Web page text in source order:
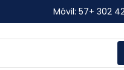
Móvil: 57+ 302